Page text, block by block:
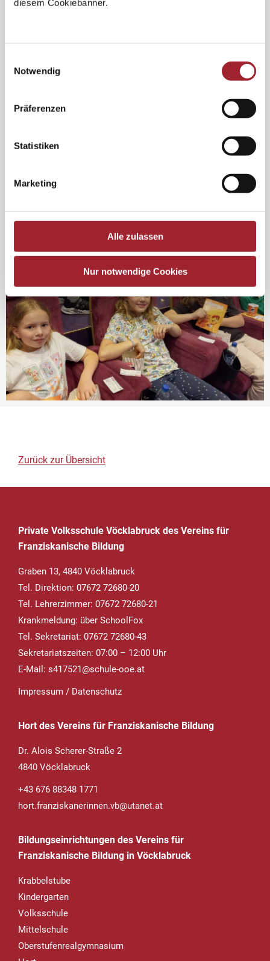
diesem Cookiebanner.
Notwendig
Präferenzen
Statistiken
Marketing
Alle zulassen
Nur notwendige Cookies
Zurück zur Übersicht
Private Volksschule Vöcklabruck des Vereins für
Franziskanische Bildung
Graben 13, 4840 Vöcklabruck
Tel. Direktion: 07672 72680-20
Tel. Lehrerzimmer: 07672 72680-21
Krankmeldung: über SchoolFox
Tel. Sekretariat: 07672 72680-43
Sekretariatszeiten: 07:00 – 12:00 Uhr
E-Mail: s417521@schule-ooe.at
Impressum / Datenschutz
Hort des Vereins für Franziskanische Bildung
Dr. Alois Scherer-Straße 2
4840 Vöcklabruck
+43 676 88348 1771
hort.franziskanerinnen.vb@utanet.at
Bildungseinrichtungen des Vereins für
Franziskanische Bildung in Vöcklabruck
Krabbelstube
Kindergarten
Volksschule
Mittelschule
Oberstufenrealgymnasium